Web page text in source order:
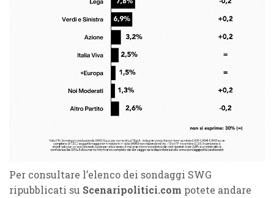
Per consultare l’elenco dei sondaggi SWG
ripubblicati su Scenaripolitici.com potete andare